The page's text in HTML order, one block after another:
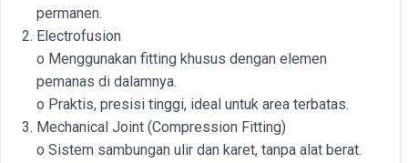
permanen.
Electrofusion
o Menggunakan fitting khusus dengan elemen
pemanas di dalamnya.
o Praktis, presisi tinggi, ideal untuk area terbatas.
Mechanical Joint (Compression Fitting)
o Sistem sambungan ulir dan karet, tanpa alat berat.